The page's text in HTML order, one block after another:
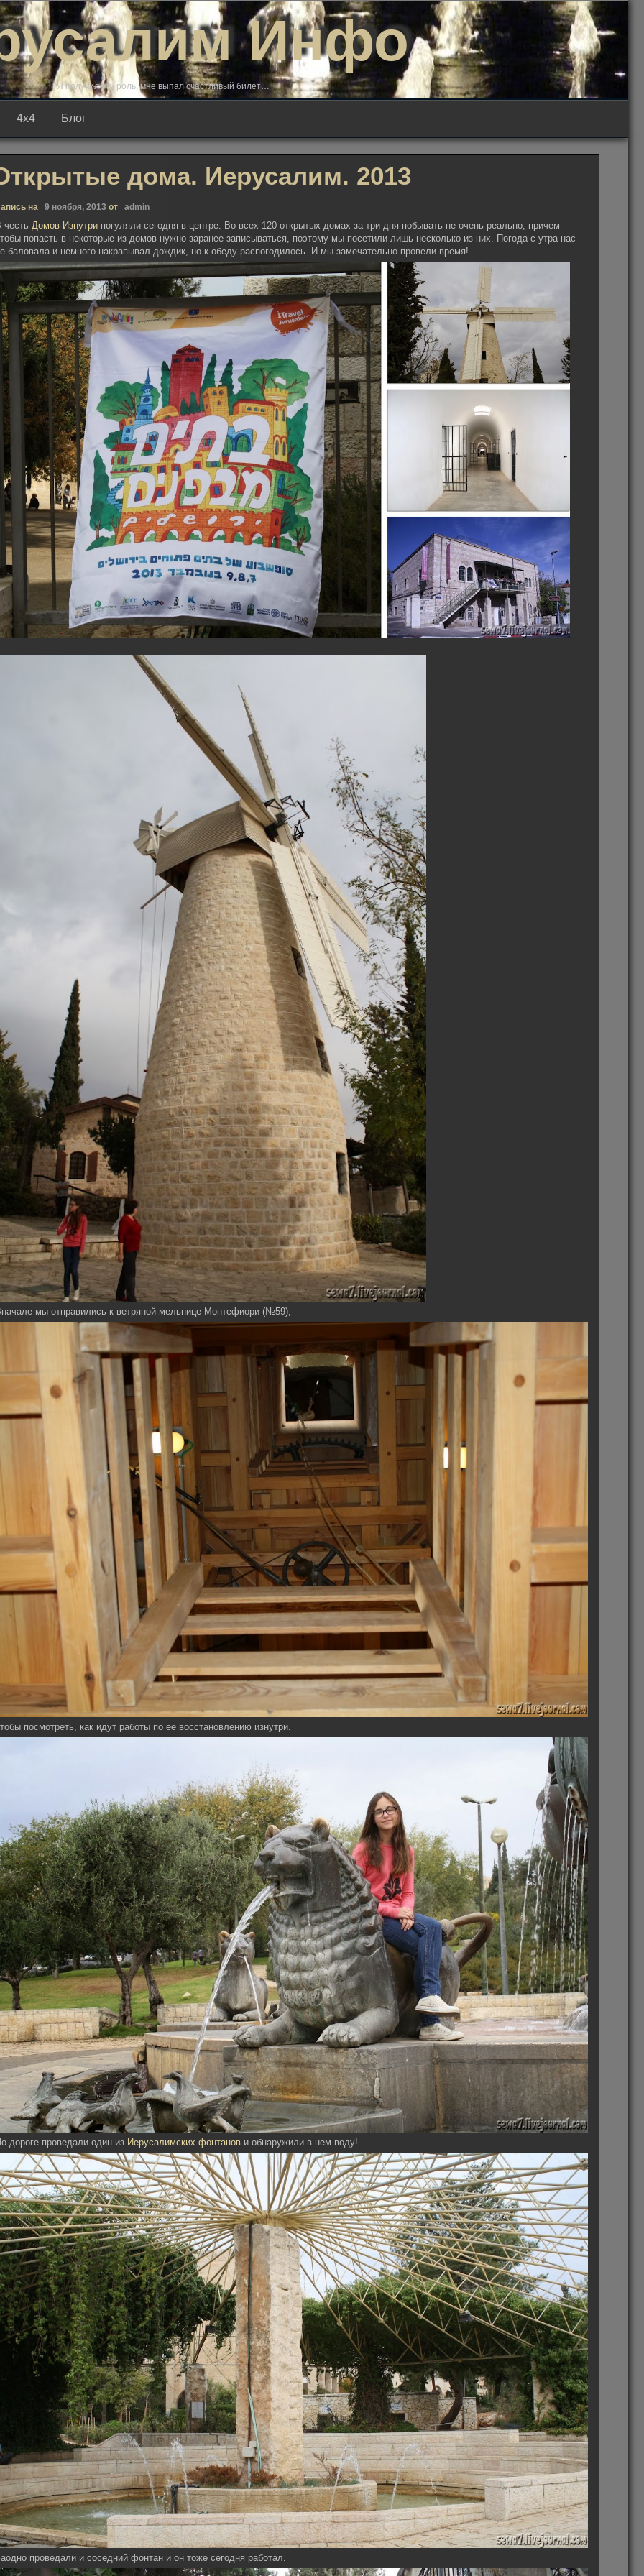
Инфо
Я получил эту роль, мне выпал счастливый билет…
4х4 Блог
дома. Иерусалим. 2013
на 9 ноября, 2013 от admin
честьДомов Изнутри погуляли сегодня в центре. Во всех 120 открытых домах за три дня побывать не очень реально, причем
попасть в некоторые из домов нужно заранее записываться, поэтому мы посетили лишь несколько из них. Погода с утра нас
баловала и немного накрапывал дождик, но к обеду распогодилось. И мы замечательно провели время!
мы отправились к ветряной мельнице Монтефиори (№59),
посмотреть, как идут работы по ее восстановлению изнутри.
дороге проведали один из Иерусалимских фонтанов и обнаружили в нем воду!
проведали и соседний фонтан и он тоже сегодня работал.